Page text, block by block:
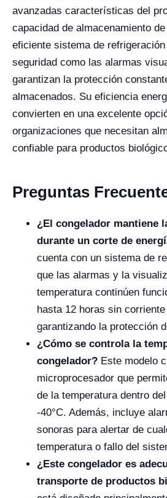
avanzadas características del
capacidad de almacenamiento
eficiente sistema de
seguridad como las alarmas
garantizan la protección
almacenados. Su eficiencia
convierten en una excelente
organizaciones que necesitan
confiable para productos
Preguntas
¿El congelador mantiene
durante un corte de
cuenta con un sistema de
que las alarmas y la
temperatura continúen
hasta 12 horas sin
garantizando la protección
¿Cómo se controla la
congelador? Este modelo
microprocesador que
de la temperatura dentro
-40°C. Además, incluye
sonoras para alertar de
temperatura o fallo del
¿Este congelador es
transporte de productos